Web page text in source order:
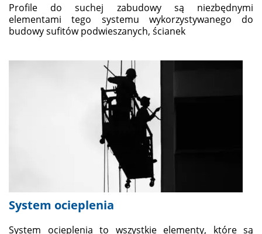
Profile do suchej zabudowy są niezbędnymi
elementami tego systemu wykorzystywanego do
budowy sufitów podwieszanych, ścianek
System ocieplenia
System ocieplenia to wszystkie elementy, które są